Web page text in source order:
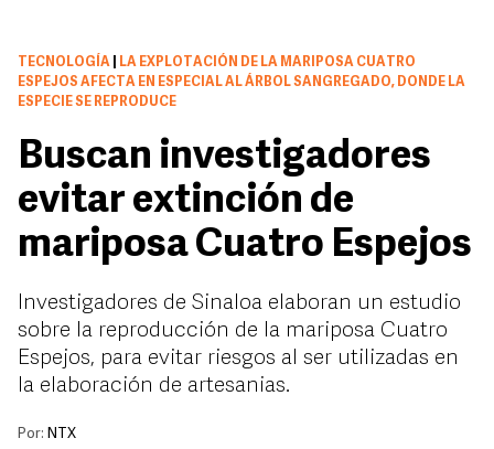
TECNOLOGÍA
LA EXPLOTACIÓN DE LA MARIPOSA CUATRO
ESPEJOS AFECTA EN ESPECIAL AL ÁRBOL SANGREGADO, DONDE LA
ESPECIE SE REPRODUCE
Buscan investigadores
evitar extinción de
mariposa Cuatro Espejos
Investigadores de Sinaloa elaboran un estudio
sobre la reproducción de la mariposa Cuatro
Espejos, para evitar riesgos al ser utilizadas en
la elaboración de artesanias.
Por: NTX